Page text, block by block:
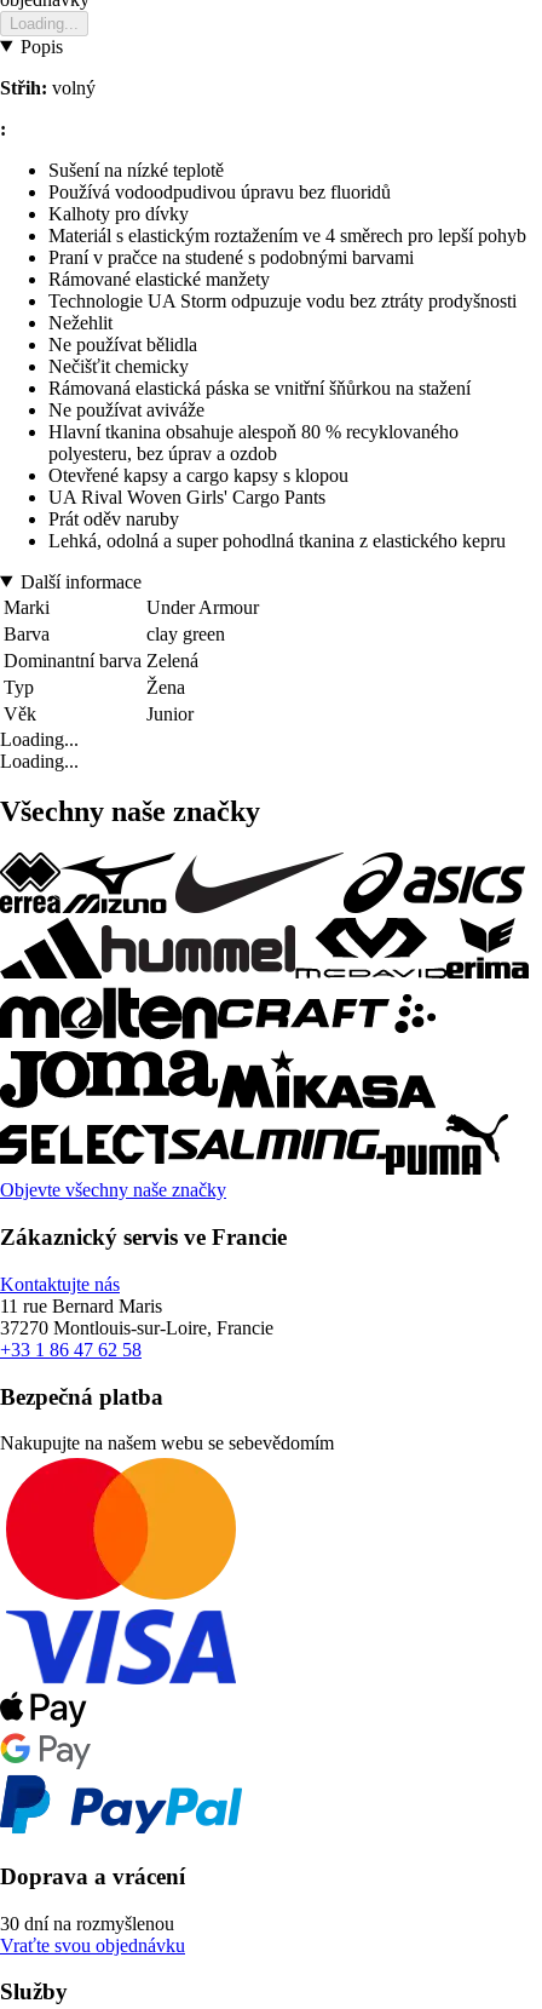
Loading...
Popis
Střih: volný
:
Sušení na nízké teplotě
Používá vodoodpudivou úpravu bez fluoridů
Kalhoty pro dívky
Materiál s elastickým roztažením ve 4 směrech pro lepší pohyb
Praní v pračce na studené s podobnými barvami
Rámované elastické manžety
Technologie UA Storm odpuzuje vodu bez ztráty prodyšnosti
Nežehlit
Ne používat bělidla
Nečišťit chemicky
Rámovaná elastická páska se vnitřní šňůrkou na stažení
Ne používat aviváže
Hlavní tkanina obsahuje alespoň 80 % recyklovaného
polyesteru, bez úprav a ozdob
Otevřené kapsy a cargo kapsy s klopou
UA Rival Woven Girls' Cargo Pants
Prát oděv naruby
Lehká, odolná a super pohodlná tkanina z elastického kepru
Další informace
Marki
Under Armour
Barva
clay green
Dominantní barva Zelená
Typ
Žena
Věk
Junior
Loading...
Loading...
Všechny naše značky
Objevte všechny naše značky
Zákaznický servis ve Francie
Kontaktujte nás
11 rue Bernard Maris
37270 Montlouis-sur-Loire, Francie
+33 1 86 47 62 58
Bezpečná platba
Nakupujte na našem webu se sebevědomím
Doprava a vrácení
30 dní na rozmyšlenou
Vraťte svou objednávku
Služby